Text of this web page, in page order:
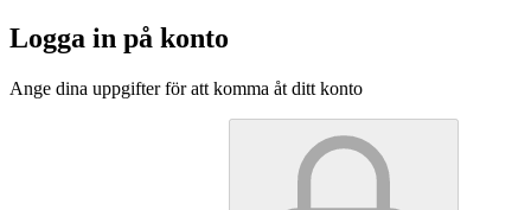
Logga in på konto
Ange dina uppgifter för att komma åt ditt konto